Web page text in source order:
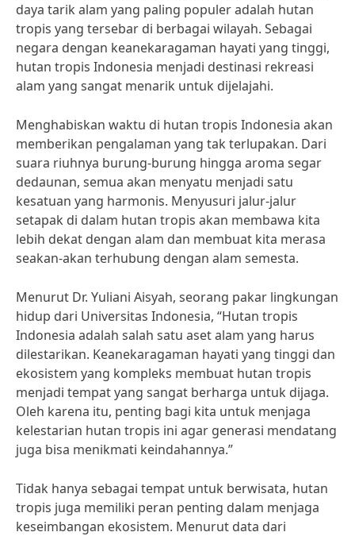
daya tarik alam yang paling populer adalah hutan
tropis yang tersebar di berbagai wilayah. Sebagai
negara dengan keanekaragaman hayati yang tinggi,
hutan tropis Indonesia menjadi destinasi rekreasi
alam yang sangat menarik untuk dijelajahi.
Menghabiskan waktu di hutan tropis Indonesia akan
memberikan pengalaman yang tak terlupakan. Dari
suara riuhnya burung-burung hingga aroma segar
dedaunan, semua akan menyatu menjadi satu
kesatuan yang harmonis. Menyusuri jalur-jalur
setapak di dalam hutan tropis akan membawa kita
lebih dekat dengan alam dan membuat kita merasa
seakan-akan terhubung dengan alam semesta.
Menurut Dr. Yuliani Aisyah, seorang pakar lingkungan
hidup dari Universitas Indonesia, “Hutan tropis
Indonesia adalah salah satu aset alam yang harus
dilestarikan. Keanekaragaman hayati yang tinggi dan
ekosistem yang kompleks membuat hutan tropis
menjadi tempat yang sangat berharga untuk dijaga.
Oleh karena itu, penting bagi kita untuk menjaga
kelestarian hutan tropis ini agar generasi mendatang
juga bisa menikmati keindahannya.”
Tidak hanya sebagai tempat untuk berwisata, hutan
tropis juga memiliki peran penting dalam menjaga
keseimbangan ekosistem. Menurut data dari